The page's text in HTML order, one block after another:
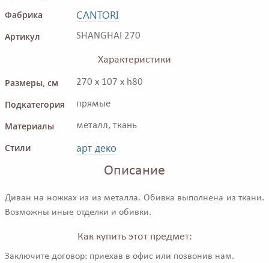
Фабрика CANTORI
Артикул SHANGHAI 270
Характеристики
Размеры, см
270 x 107 x h80
Подкатегория прямые
Материалы металл, ткань
Стили арт деко
Описание
Диван на ножках из из металла. Обивка выполнена из ткани.
Возможны иные отделки и обивки.
Как купить этот предмет:
Заключите договор: приехав в офис или позвонив нам.